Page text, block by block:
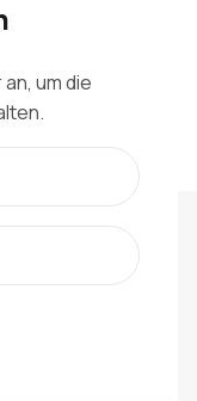
um die